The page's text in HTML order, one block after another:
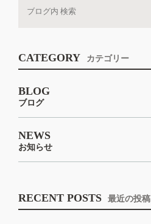
CATEGORY カテゴリー
BLOG
ブログ
NEWS
お知らせ
RECENT POSTS 最近の投稿